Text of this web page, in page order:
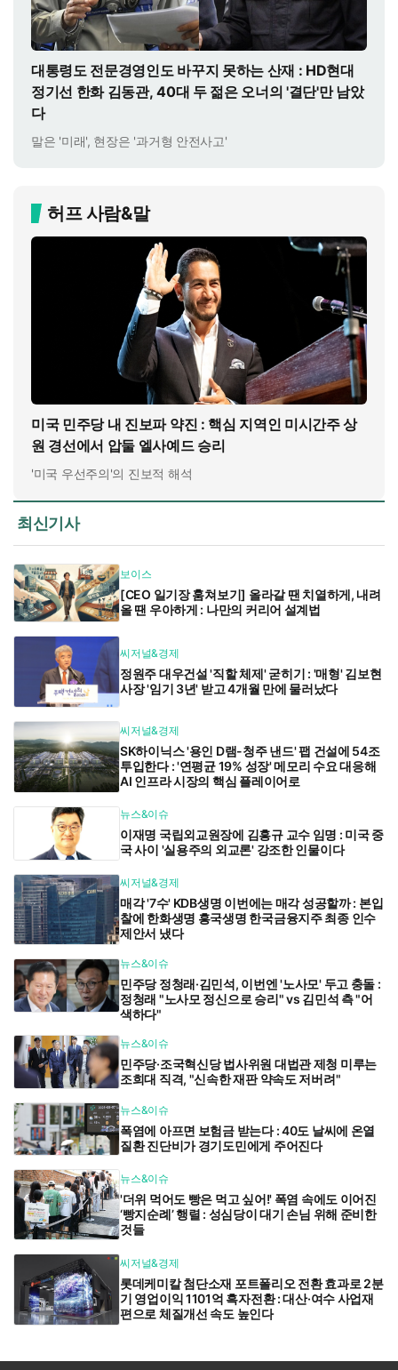
대통령도 전문경영인도 바꾸지 못하는 산재 : HD현대
정기선 한화 김동관, 40대 두 젊은 오너의 '결단'만 남았
다
말은 '미래', 현장은 '과거형 안전사고'
허프 사람&말
미국 민주당 내 진보파 약진 : 핵심 지역인 미시간주 상
원 경선에서 압둘 엘사예드 승리
'미국 우선주의'의 진보적 해석
최신기사
보이스
[CEO 일기장 훔쳐보기] 올라갈 땐 치열하게, 내려
올 땐 우아하게 : 나만의 커리어 설계법
씨저널&경제
정원주 대우건설 '직할 체제' 굳히기 : '매형' 김보현
사장 '임기 3년' 받고 4개월 만에 물러났다
씨저널&경제
SK하이닉스 '용인 D램-청주 낸드' 팹 건설에 54조
투입한다 : '연평균 19% 성장' 메모리 수요 대응해
AI 인프라 시장의 핵심 플레이어로
뉴스&이슈
이재명 국립외교원장에 김흥규 교수 임명 : 미국 중
국 사이 '실용주의 외교론' 강조한 인물이다
씨저널&경제
매각 '7수' KDB생명 이번에는 매각 성공할까 : 본입
찰에 한화생명 흥국생명 한국금융지주 최종 인수
제안서 냈다
뉴스&이슈
민주당 정청래·김민석, 이번엔 '노사모' 두고 충돌 :
정청래 "노사모 정신으로 승리" vs 김민석 측 "어
색하다"
뉴스&이슈
민주당·조국혁신당 법사위원 대법관 제청 미루는
조희대 직격, "신속한 재판 약속도 저버려"
뉴스&이슈
폭염에 아프면 보험금 받는다 : 40도 날씨에 온열
질환 진단비가 경기도민에게 주어진다
뉴스&이슈
'더위 먹어도 빵은 먹고 싶어!' 폭염 속에도 이어진
‘빵지순례’ 행렬 : 성심당이 대기 손님 위해 준비한
것들
씨저널&경제
롯데케미칼 첨단소재 포트폴리오 전환 효과로 2분
기 영업이익 1101억 흑자전환 : 대산·여수 사업재
편으로 체질개선 속도 높인다